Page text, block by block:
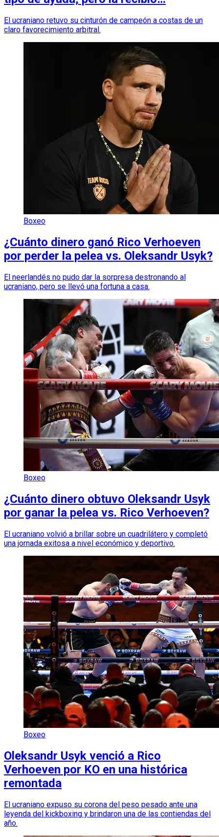
El ucraniano retuvo su cinturón de campeón a costas de un
claro favorecimiento arbitral.
Boxeo
¿Cuánto dinero ganó Rico Verhoeven
por perder la pelea vs. Oleksandr Usyk?
El neerlandés no pudo dar la sorpresa destronando al
ucraniano, pero se llevó una fortuna a casa.
Boxeo
¿Cuánto dinero obtuvo Oleksandr Usyk
por ganar la pelea vs. Rico Verhoeven?
El ucraniano volvió a brillar sobre un cuadrilátero y completó
una jornada exitosa a nivel económico y deportivo.
Boxeo
Oleksandr Usyk venció a Rico
Verhoeven por KO en una histórica
remontada
El ucraniano expuso su corona del peso pesado ante una
leyenda del kickboxing y brindaron una de las contiendas del
año.